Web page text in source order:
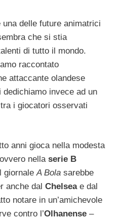
una delle future animatrici
che si stia
di tutto il mondo.
raccontato
attaccante olandese
dedichiamo invece ad un
i giocatori osservati
anni gioca nella modesta
nella serie B
giornaleA Bola sarebbe
anche dal Chelseae dal
notare in un’amichevole
contro l’Olhanense –